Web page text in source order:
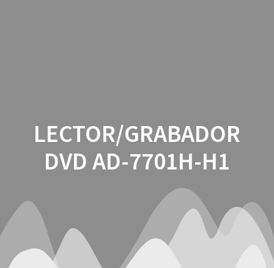
LECTOR/GRABADOR
DVD AD-7701H-H1